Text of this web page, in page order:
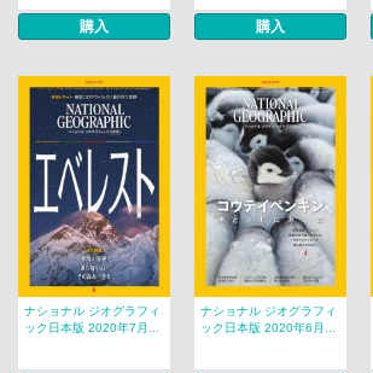
購入 購入
ナショナル ジオグラフィ
ック日本版 2020年7月...
ナショナル ジオグラフィ
ック日本版 2020年6月...